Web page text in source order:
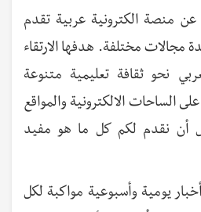
عن منصة الكترونية عربية تقدم
مختلفة. هدفها الارتقاء
نحو ثقافة تعليمية متنوعة
الساحات الالكترونية والمواقع
أن نقدم لكم كل ما هو مفيد
يومية وأسبوعية مواكبة لكل